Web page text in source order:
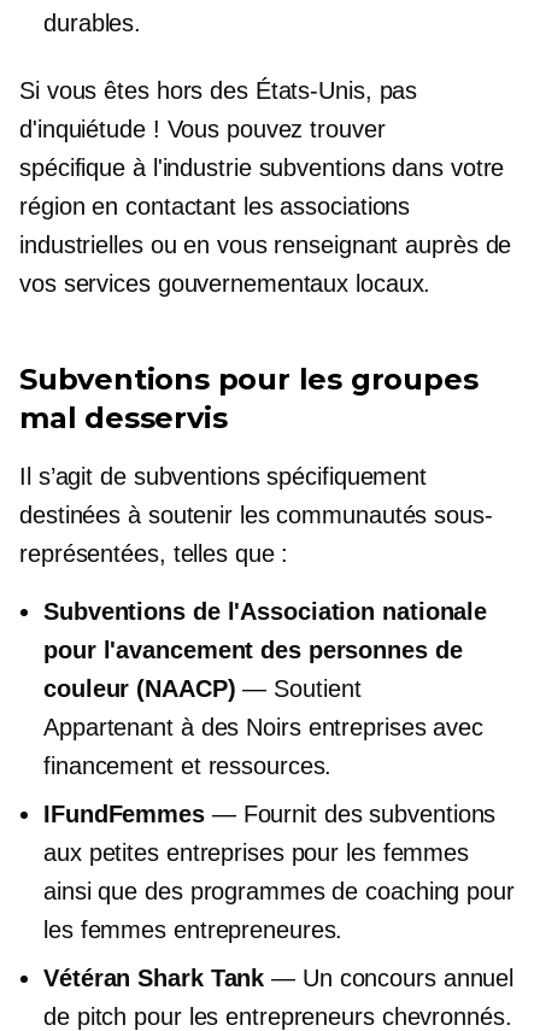
durables.
Si vous êtes hors des États-Unis, pas
d'inquiétude ! Vous pouvez trouver
spécifique à l'industriesubventions dans votre
région en contactant les associations
industrielles ou en vous renseignant auprès de
vos services gouvernementaux locaux.
Subventions pour les groupes
mal desservis
Il s’agit de subventions spécifiquement
destinées à soutenir les communautés sous-
représentées, telles que :
Subventions de l'Association nationale
pour l'avancement des personnes de
couleur (NAACP) — Soutient
Appartenant à des Noirsentreprises avec
financement et ressources.
IFundFemmes— Fournit des subventions
aux petites entreprises pour les femmes
ainsi que des programmes de coaching pour
les femmes entrepreneures.
Vétéran Shark Tank — Un concours annuel
de pitch pour les entrepreneurs chevronnés.